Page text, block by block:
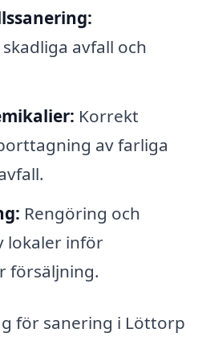
avfall och
Korrekt
av farliga
Rengöring och
lokaler inför
försäljning.
för sanering i Löttorp